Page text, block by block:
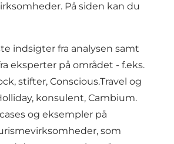
På siden kan du
indsigter fra analysen samt
eksperter på området - f.eks.
stifter, Conscious.Travel og
konsulent, Cambium.
og eksempler på
som